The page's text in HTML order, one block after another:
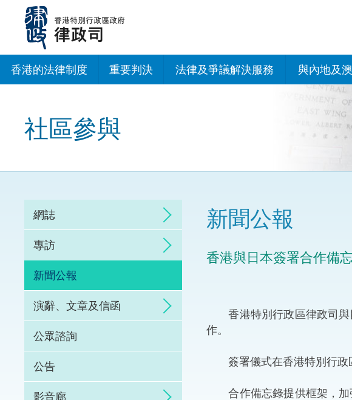
內
香港的法律制度 重要判決 法律及爭議解決服務
訴訟
網上爭議解決及法律科技
體育爭議解決先導計劃
能力建設
法律樞紐
促成交易和爭議解決服務中心
與內地及
與內地的
香港與內
商事案件
關於建立
與澳門特
粵港澳大
社區參與
網誌
專訪
新聞公報
演辭、文章及信函
公眾諮詢
公告
影音廊
新聞公報
香港與日本簽署合作備
香港特別行政區律政司與
作。
簽署儀式在香港特別行政
合作備忘錄提供框架，加